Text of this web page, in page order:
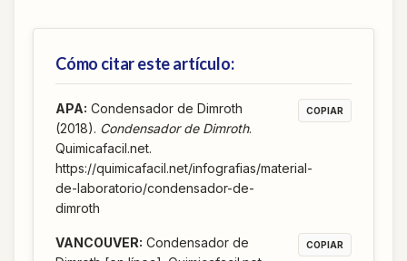
Cómo citar este artículo:
APA: Condensador de Dimroth
(2018). Condensador de Dimroth.
Quimicafacil.net.
https://quimicafacil.net/infografias/material-
de-laboratorio/condensador-de-
dimroth
COPIAR
VANCOUVER: Condensador de
COPIAR